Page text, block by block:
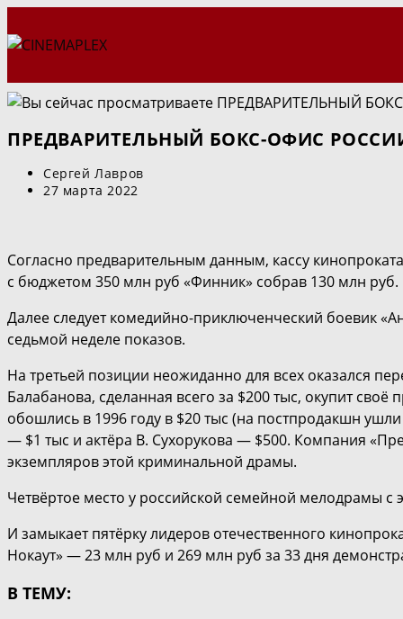
к
ПРЕДВАРИТЕЛЬНЫЙ БОКС-ОФИС
Автор
записи:
Сергей Лавров
Запись
27 марта 2022
Согласно предварительным данным, кассу
с бюджетом 350 млн руб «Финник» собрав 130 млн руб.
Далее следует комедийно-приключенческий боевик
седьмой неделе показов.
На третьей позиции неожиданно для всех оказался
Балабанова, сделанная всего за $200 тыс, окупит
обошлись в 1996 году в $20 тыс (на постпродакшн
— $1 тыс и актёра В. Сухорукова — $500. Компания
экземпляров этой криминальной драмы.
Четвёртое место у российской семейной мелодрамы
И замыкает пятёрку лидеров отечественного
Нокаут» — 23 млн руб и 269 млн руб за 33 дня
В ТЕМУ: